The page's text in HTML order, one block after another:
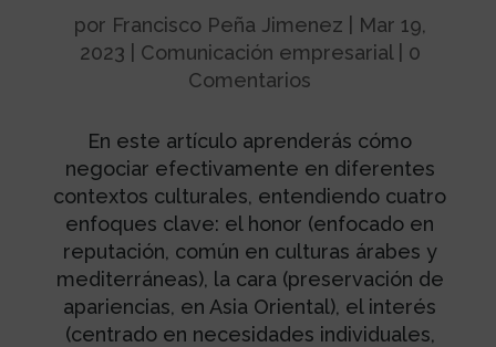
por Francisco Peña Jimenez
Mar 19,
2023
Comunicación empresarial| 0
Comentarios
En este artículo aprenderás cómo
negociar efectivamente en diferentes
contextos culturales, entendiendo cuatro
enfoques clave: el honor (enfocado en
reputación, común en culturas árabes y
mediterráneas), la cara (preservación de
apariencias, en Asia Oriental), el interés
(centrado en necesidades individuales,